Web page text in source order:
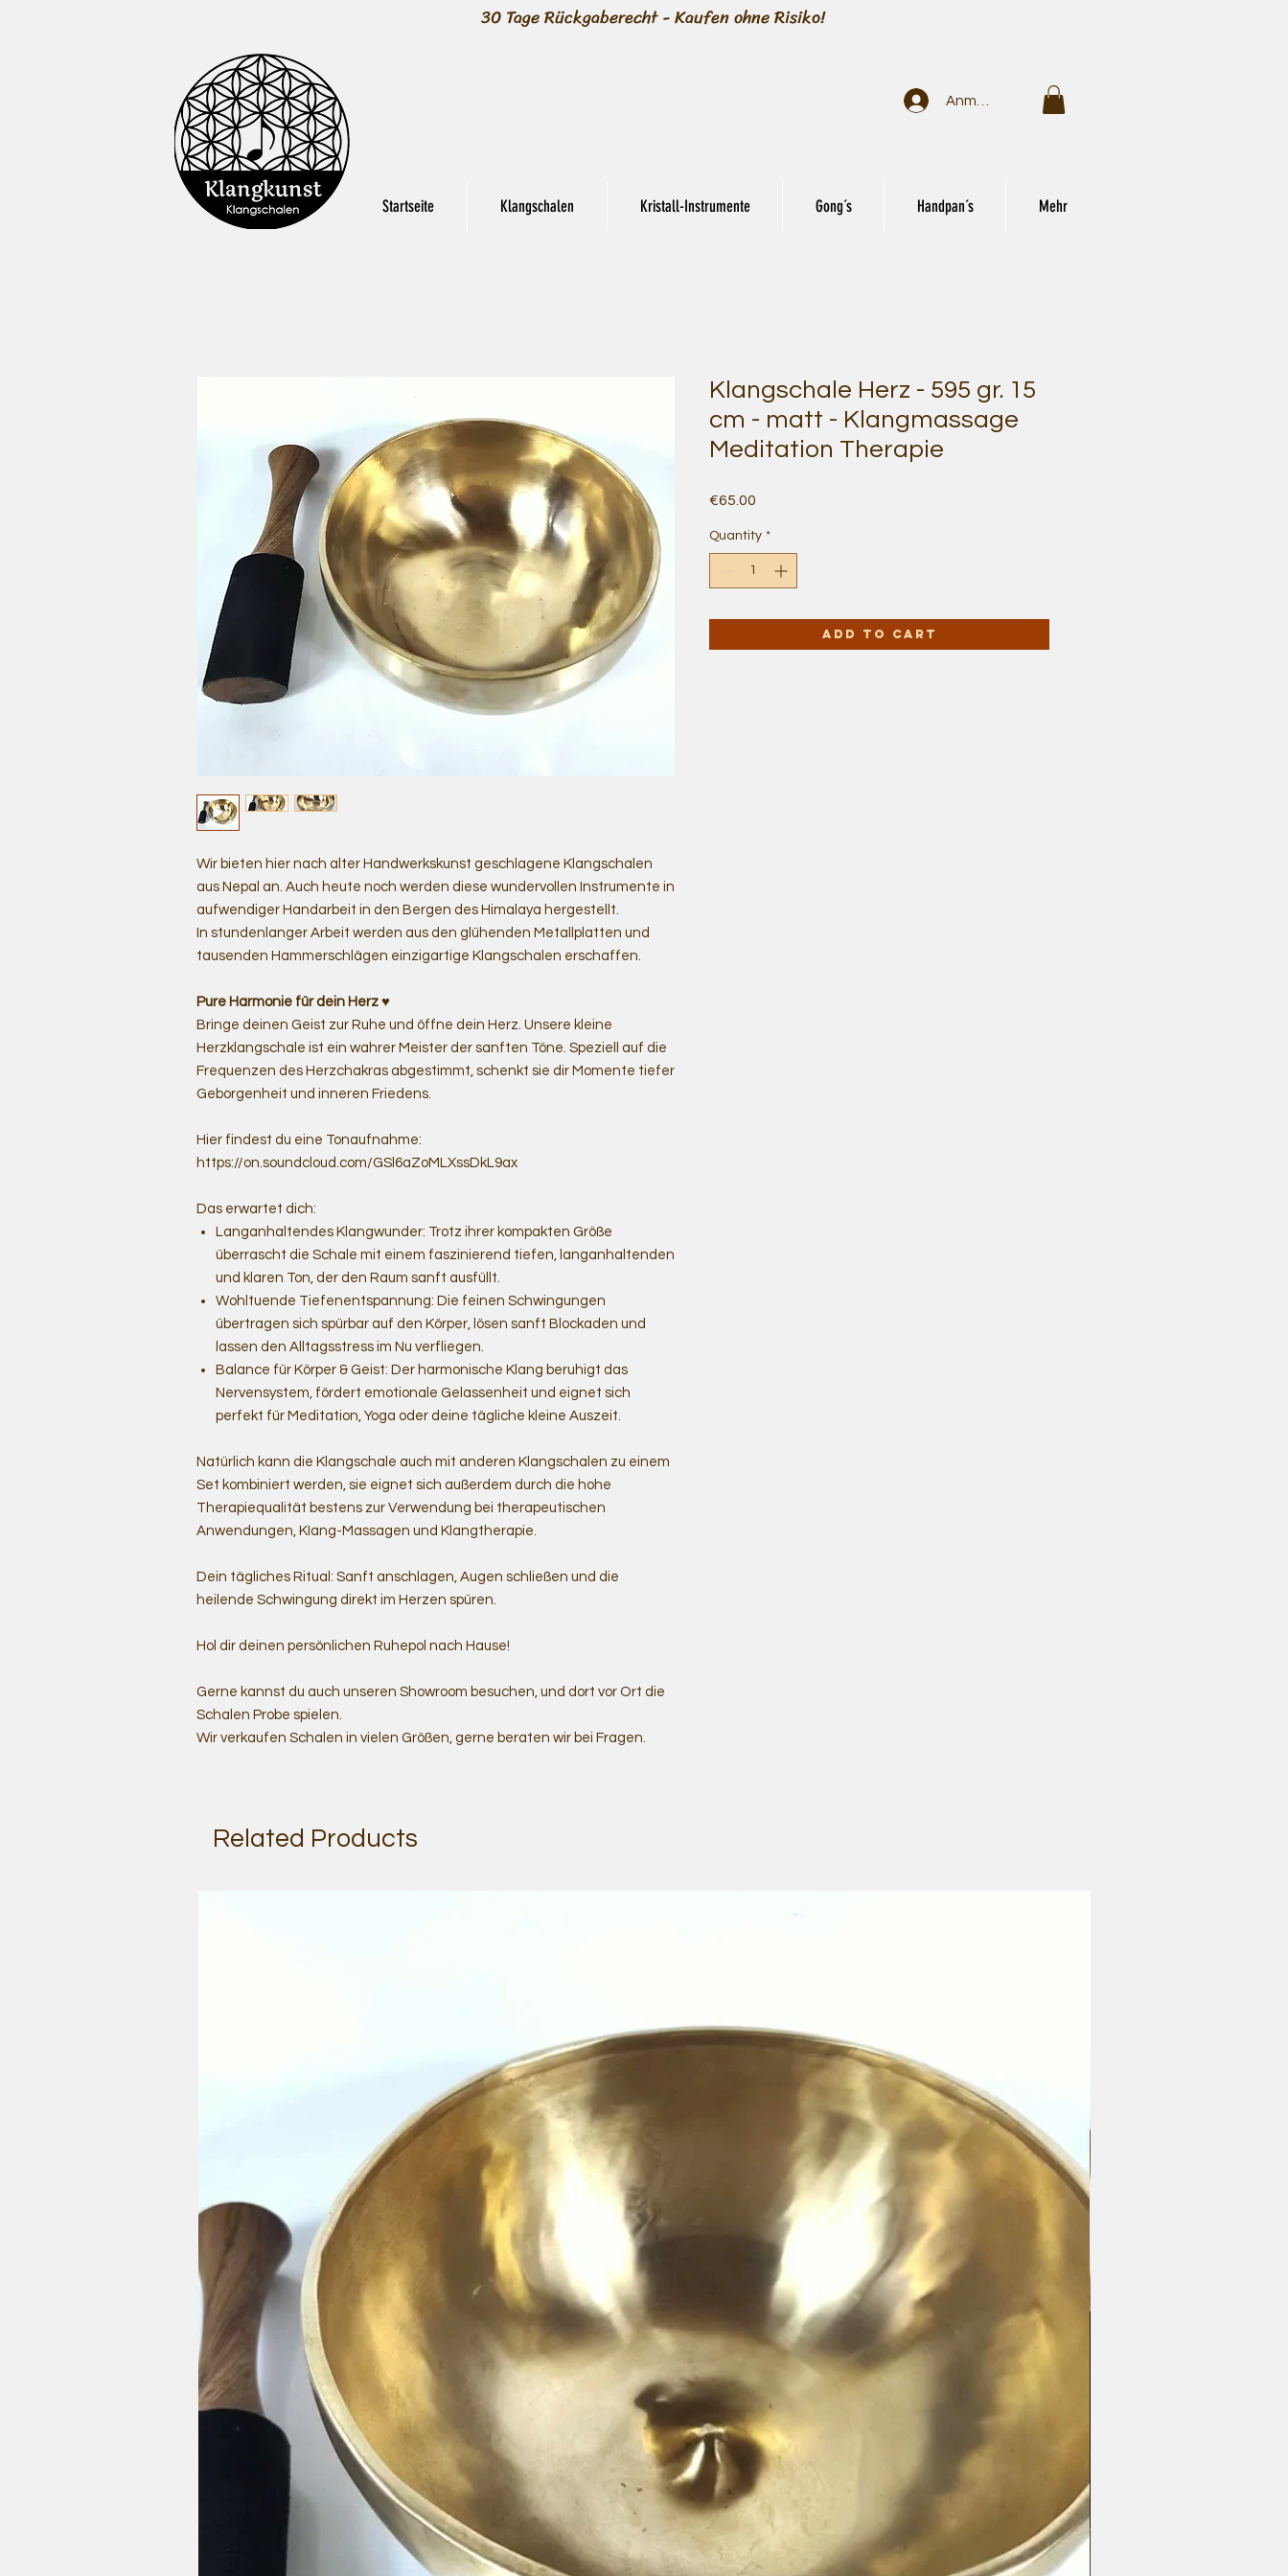
30 Tage Rückgaberecht - Kaufen ohne Risiko!
Anmelden
Startseite Klangschalen Kristall-Instrumente Gong´s Handpan´s Mehr
Wir bieten hier nach alter Handwerkskunst geschlagene Klangschalen
aus Nepal an. Auch heute noch werden diese wundervollen Instrumente in
aufwendiger Handarbeit in den Bergen des Himalaya hergestellt.
In stundenlanger Arbeit werden aus den glühenden Metallplatten und
tausenden Hammerschlägen einzigartige Klangschalen erschaffen.
Pure Harmonie für dein Herz ♥️
Bringe deinen Geist zur Ruhe und öffne dein Herz. Unsere kleine
Herzklangschale ist ein wahrer Meister der sanften Töne. Speziell auf die
Frequenzen des Herzchakras abgestimmt, schenkt sie dir Momente tiefer
Geborgenheit und inneren Friedens.
Hier findest du eine Tonaufnahme:
https://on.soundcloud.com/GSl6aZoMLXssDkL9ax
Das erwartet dich:
Langanhaltendes Klangwunder: Trotz ihrer kompakten Größe
überrascht die Schale mit einem faszinierend tiefen, langanhaltenden
und klaren Ton, der den Raum sanft ausfüllt.
Wohltuende Tiefenentspannung: Die feinen Schwingungen
übertragen sich spürbar auf den Körper, lösen sanft Blockaden und
lassen den Alltagsstress im Nu verfliegen.
Balance für Körper & Geist: Der harmonische Klang beruhigt das
Nervensystem, fördert emotionale Gelassenheit und eignet sich
perfekt für Meditation, Yoga oder deine tägliche kleine Auszeit.
Natürlich kann die Klangschale auch mit anderen Klangschalen zu einem
Set kombiniert werden, sie eignet sich außerdem durch die hohe
Therapiequalität bestens zur Verwendung bei therapeutischen
Anwendungen, KIang-Massagen und Klangtherapie.
Dein tägliches Ritual: Sanft anschlagen, Augen schließen und die
heilende Schwingung direkt im Herzen spüren.
Hol dir deinen persönlichen Ruhepol nach Hause!
Gerne kannst du auch unseren Showroom besuchen, und dort vor Ort die
Schalen Probe spielen.
Wir verkaufen Schalen in vielen Größen, gerne beraten wir bei Fragen.
Klangschale Herz - 595 gr. 15
cm - matt - Klangmassage
Meditation Therapie
€65.00
Quantity *
Add to Cart
Related Products